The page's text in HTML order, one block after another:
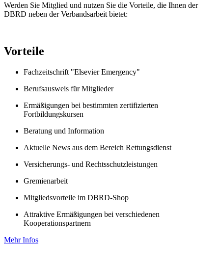
Werden Sie Mitglied und nutzen Sie die Vorteile, die Ihnen der
DBRD neben der Verbandsarbeit bietet:
Vorteile
Fachzeitschrift "Elsevier Emergency"
Berufsausweis für Mitglieder
Ermäßigungen bei bestimmten zertifizierten
Fortbildungskursen
Beratung und Information
Aktuelle News aus dem Bereich Rettungsdienst
Versicherungs- und Rechtsschutzleistungen
Gremienarbeit
Mitgliedsvorteile im DBRD-Shop
Attraktive Ermäßigungen bei verschiedenen
Kooperationspartnern
Mehr Infos